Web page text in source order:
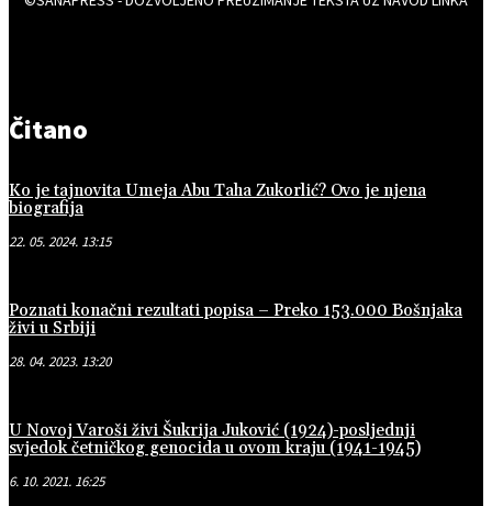
Čitano
Ko je tajnovita Umeja Abu Taha Zukorlić? Ovo je njena
biografija
22. 05. 2024. 13:15
Poznati konačni rezultati popisa – Preko 153.000 Bošnjaka
živi u Srbiji
28. 04. 2023. 13:20
U Novoj Varoši živi Šukrija Juković (1924)-posljednji
svjedok četničkog genocida u ovom kraju (1941-1945)
6. 10. 2021. 16:25